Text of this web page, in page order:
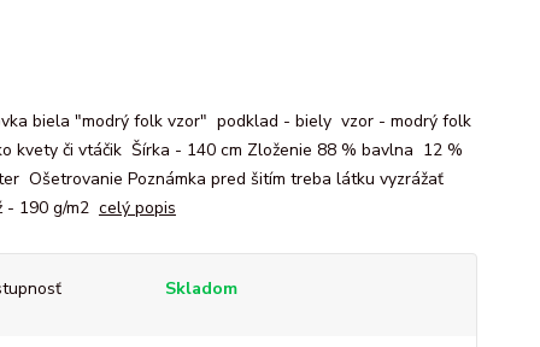
biela "modrý folk vzor" podklad - biely vzor - modrý folk
kvety či vtáčik Šírka - 140 cm Zloženie 88 % bavlna 12 %
Ošetrovanie Poznámka pred šitím treba látku vyzrážať
- 190 g/m2 celý popis
Skladom